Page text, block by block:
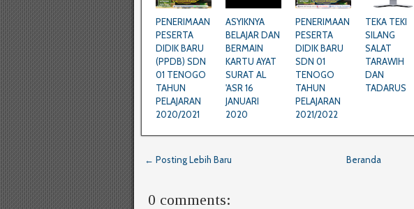
PENERIMAAN
PESERTA
DIDIK BARU
(PPDB) SDN
01 TENOGO
TAHUN
PELAJARAN
2020/2021
ASYIKNYA
BELAJAR DAN
BERMAIN
KARTU AYAT
SURAT AL
'ASR 16
JANUARI
2020
PENERIMAAN
PESERTA
DIDIK BARU
SDN 01
TENOGO
TAHUN
PELAJARAN
2021/2022
TEKA TEKI
SILANG
SALAT
TARAWIH
DAN
TADARUS
← Posting Lebih Baru Beranda
0 comments: